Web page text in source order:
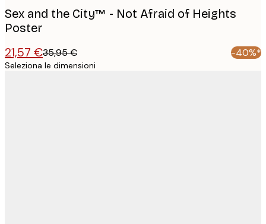
Sex and the City™ - Not Afraid of Heights
Poster
21,57 €35,95 € -40%*
Seleziona le dimensioni